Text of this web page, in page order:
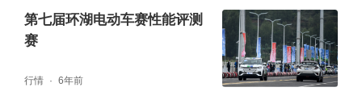
行业换道超车，产量走向全球第一的历程。”靳
第七届环湖电动车赛性能评测
赛
行情 6年前